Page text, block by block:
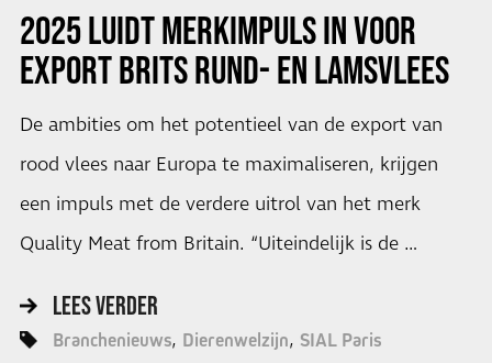
2025 LUIDT MERKIMPULS IN VOOR
EXPORT BRITS RUND- EN LAMSVLEES
De ambities om het potentieel van de export van
rood vlees naar Europa te maximaliseren, krijgen
een impuls met de verdere uitrol van het merk
Quality Meat from Britain. “Uiteindelijk is de …
LEES VERDER
Branchenieuws Dierenwelzijn SIAL Paris